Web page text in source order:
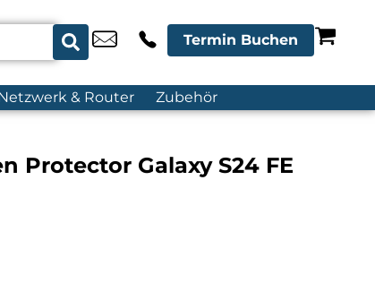
Termin Buchen
& Router Zubehör
Protector Galaxy S24 FE